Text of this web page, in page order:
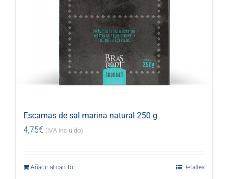
Escamas de sal marina natural 250 g
4,75€ (IVA incluido)
Añadir al carrito Detalles